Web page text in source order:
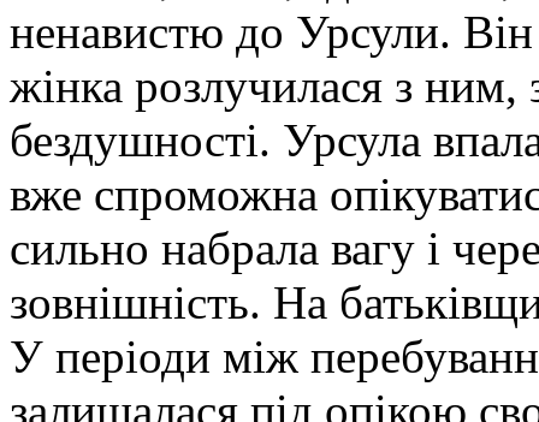
ненавистю до Урсули. Він
жінка розлучилася з
бездушності. Урсула
вже спроможна
сильно набрала вагу і
зовнішність. На
У періоди між
залишалася під опікою